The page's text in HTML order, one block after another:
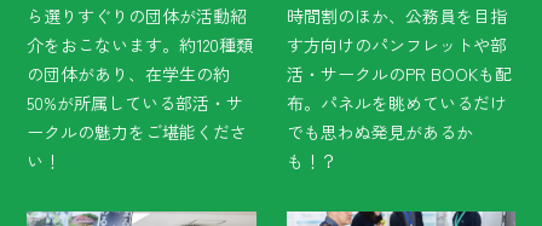
ら選りすぐりの団体が活動紹
介をおこないます。約120種類
の団体があり、在学生の約
50%が所属している部活・サ
ークルの魅力をご堪能くださ
い！
時間割のほか、公務員を目指
す方向けのパンフレットや部
活・サークルのPR BOOKも配
布。パネルを眺めているだけ
でも思わぬ発見があるか
も！？